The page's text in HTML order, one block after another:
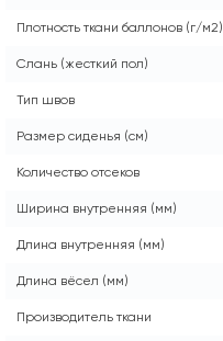
Плотность ткани баллонов (г/м2)
Слань (жесткий пол)
Тип швов
Размер сиденья (см)
Количество отсеков
Ширина внутренняя (мм)
Длина внутренняя (мм)
Длина вёсел (мм)
Производитель ткани